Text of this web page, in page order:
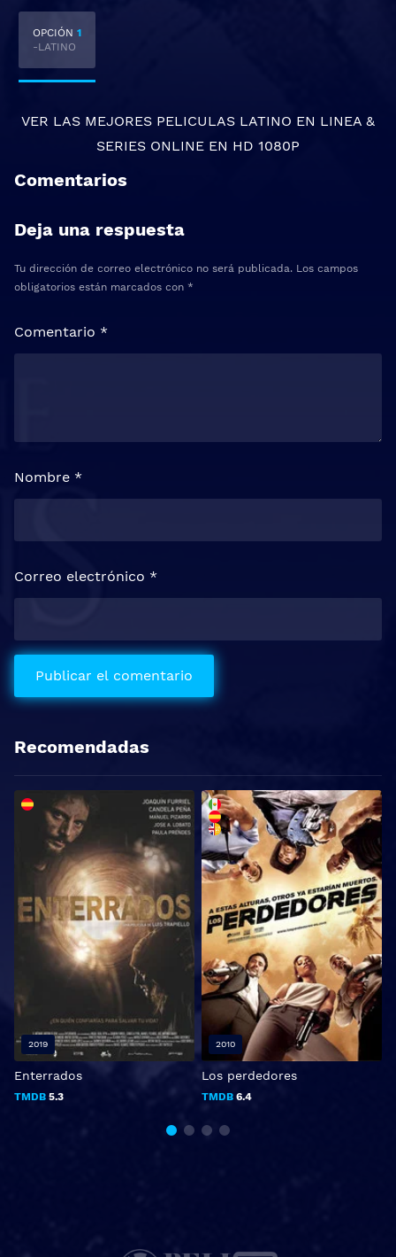
OPCIÓN 1
-LATINO
VER LAS MEJORES PELICULAS LATINO EN LINEA &
SERIES ONLINE EN HD 1080P
Comentarios
Deja una respuesta
Tu dirección de correo electrónico no será publicada. Los campos
obligatorios están marcados con *
Comentario *
Nombre *
Correo electrónico *
Recomendadas
Enterrados
TMDB 5.3
2019
Los perdedores
TMDB 6.4
2010